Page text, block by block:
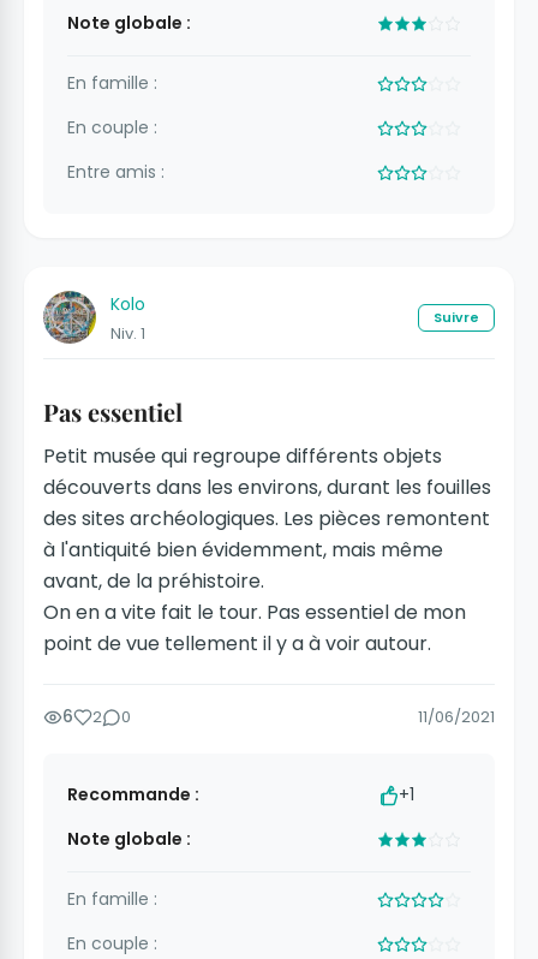
Note globale :
En famille :
En couple :
Entre amis :
Kolo
Niv. 1
Suivre
Pas essentiel
Petit musée qui regroupe différents objets
découverts dans les environs, durant les fouilles
des sites archéologiques. Les pièces remontent
à l'antiquité bien évidemment, mais même
avant, de la préhistoire.
On en a vite fait le tour. Pas essentiel de mon
point de vue tellement il y a à voir autour.
6 2 0 11/06/2021
Recommande :
+1
Note globale :
En famille :
En couple :